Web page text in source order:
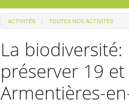
ACTIVITÉS TOUTES NOS ACTIVITÉS
La
préserver 19
Armentières-